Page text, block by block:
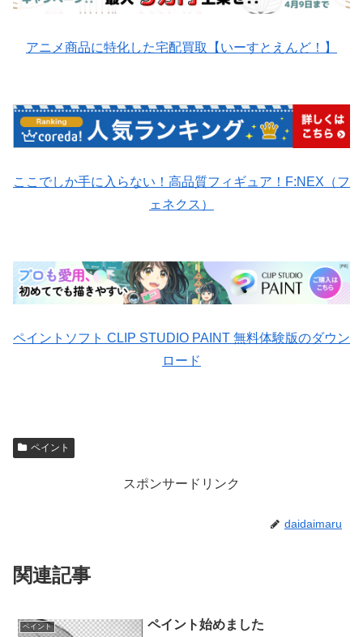
アニメ商品に特化した宅配買取【いーすとえんど！】
ここでしか手に入らない！高品質フィギュア！F:NEX（フ
ェネクス）
ペイントソフト CLIP STUDIO PAINT 無料体験版のダウン
ロード
ペイント
スポンサードリンク
daidaimaru
関連記事
ペイント ペイント始めました